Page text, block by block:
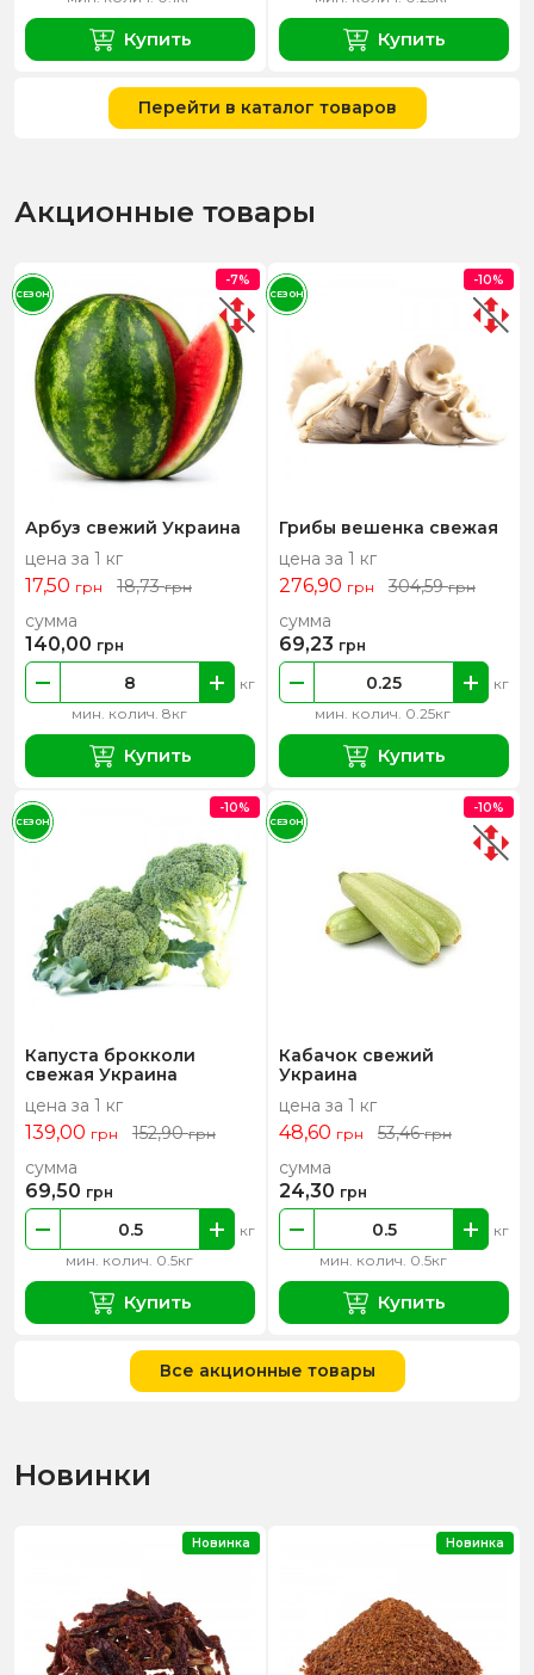
Купить Купить
Перейти в каталог товаров
Акционные товары
Арбуз свежий Украина
цена за 1 кг
17,50 грн 18,73грн
мин. колич. 8кг
кг
сумма
140,00 грн
Купить
-7%
СЕЗОН
Грибы вешенка свежая
цена за 1 кг
276,90 грн 304,59грн
мин. колич. 0.25кг
кг
сумма
69,23 грн
Купить
-10%
СЕЗОН
Капуста брокколи
свежая Украина
цена за 1 кг
139,00 грн 152,90грн
мин. колич. 0.5кг
кг
сумма
69,50 грн
Купить
-10%
СЕЗОН
Кабачок свежий
Украина
цена за 1 кг
48,60 грн 53,46грн
мин. колич. 0.5кг
кг
сумма
24,30 грн
Купить
-10%
СЕЗОН
Все акционные товары
Новинки
Новинка Новинка